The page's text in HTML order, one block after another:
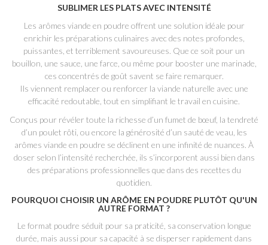
SUBLIMER LES PLATS AVEC INTENSITÉ
Les arômes viande en poudre offrent une solution idéale pour
enrichir les préparations culinaires avec des notes profondes,
puissantes, et terriblement savoureuses. Que ce soit pour un
bouillon, une sauce, une farce, ou même pour booster une marinade,
ces concentrés de goût savent se faire remarquer.
Ils viennent remplacer ou renforcer la viande naturelle avec une
efficacité redoutable, tout en simplifiant le travail en cuisine.
Conçus pour révéler toute la richesse d’un fumet de bœuf, la tendreté
d’un poulet rôti, ou encore la générosité d’un sauté de veau, les
arômes viande en poudre se déclinent en une infinité de nuances. À
doser selon l’intensité recherchée, ils s’incorporent aussi bien dans
des préparations professionnelles que dans des recettes du
quotidien.
POURQUOI CHOISIR UN ARÔME EN POUDRE PLUTÔT QU'UN
AUTRE FORMAT ?
Le format poudre séduit pour sa praticité, sa conservation longue
durée, mais aussi pour sa capacité à se disperser rapidement dans